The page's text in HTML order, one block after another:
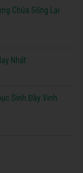
Chúa Sống Lại
Nhất
Sinh Đầy Vinh